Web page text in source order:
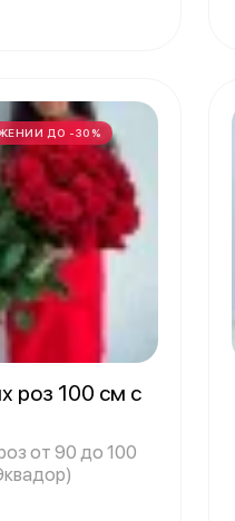
ДО -30%
роз 100 см с
от 90 до 100